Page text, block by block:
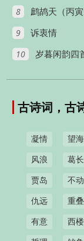
8 鹧鸪天（丙寅
9 诉衷情
10 岁暮闲韵四
古诗词，古
凝情 望
风浪 葛
贾岛 不动
仇远 重叠
有意 西楼